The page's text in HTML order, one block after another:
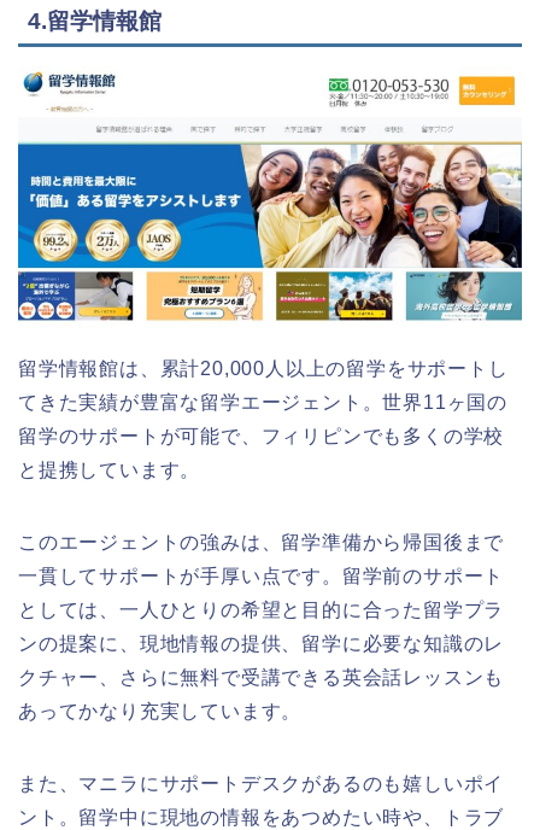
4.留学情報館
留学情報館は、累計20,000人以上の留学をサポートし
てきた実績が豊富な留学エージェント。世界11ヶ国の
留学のサポートが可能で、フィリピンでも多くの学校
と提携しています。
このエージェントの強みは、留学準備から帰国後まで
一貫してサポートが手厚い点です。留学前のサポート
としては、一人ひとりの希望と目的に合った留学プラ
ンの提案に、現地情報の提供、留学に必要な知識のレ
クチャー、さらに無料で受講できる英会話レッスンも
あってかなり充実しています。
また、マニラにサポートデスクがあるのも嬉しいポイ
ント。留学中に現地の情報をあつめたい時や、トラブ